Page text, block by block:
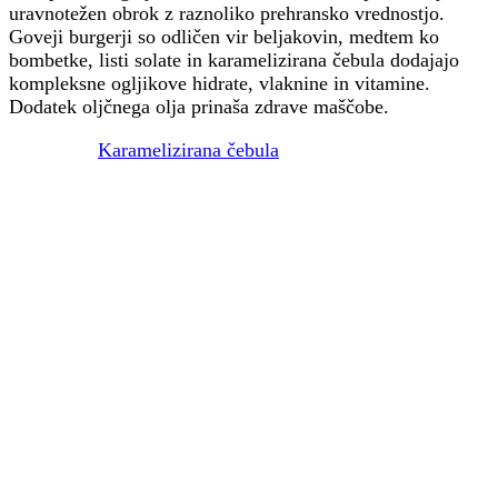
uravnotežen obrok z raznoliko prehransko vrednostjo.
Goveji burgerji so odličen vir beljakovin, medtem ko
bombetke, listi solate in karamelizirana čebula dodajajo
kompleksne ogljikove hidrate, vlaknine in vitamine.
Dodatek oljčnega olja prinaša zdrave maščobe.
Karamelizirana čebula